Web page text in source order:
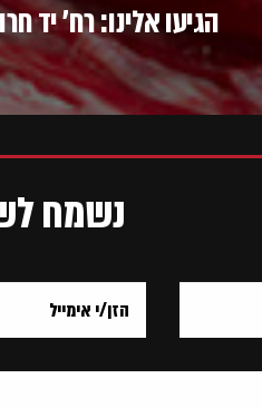
הגיעו אלינו: רח' יד חרוצים 4,
נשמח